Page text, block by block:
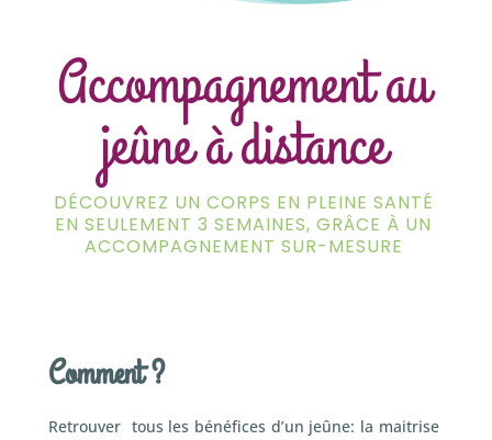
Accompagnement au
jeûne à distance
DÉCOUVREZ UN CORPS EN PLEINE SANTÉ
EN SEULEMENT 3 SEMAINES, GRÂCE À UN
ACCOMPAGNEMENT SUR-MESURE
Comment ?
Retrouver tous les bénéfices d’un jeûne: la maitrise